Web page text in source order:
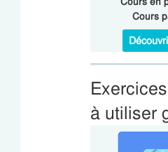
Cours
à utiliser